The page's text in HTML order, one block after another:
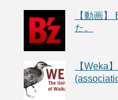
【動画
た。
【Weka